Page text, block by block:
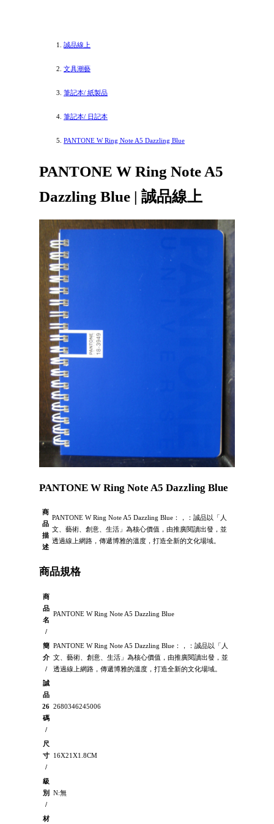
誠品線上
文具潮藝
筆記本/ 紙製品
筆記本/ 日記本
PANTONE W Ring Note A5 Dazzling Blue
PANTONE W Ring Note A5
Dazzling Blue | 誠品線上
PANTONE W Ring Note A5 Dazzling Blue
商
品
描
述
PANTONE W Ring Note A5 Dazzling Blue：，：誠品以「人
文、藝術、創意、生活」為核心價值，由推廣閱讀出發，並
透過線上網路，傳遞博雅的溫度，打造全新的文化場域。
商品規格
商
品
名
/
PANTONE W Ring Note A5 Dazzling Blue
簡
介
/
PANTONE W Ring Note A5 Dazzling Blue：，：誠品以「人
文、藝術、創意、生活」為核心價值，由推廣閱讀出發，並
透過線上網路，傳遞博雅的溫度，打造全新的文化場域。
誠
品
26
碼
/
2680346245006
尺
寸
/
16X21X1.8CM
級
別
/
N:無
材